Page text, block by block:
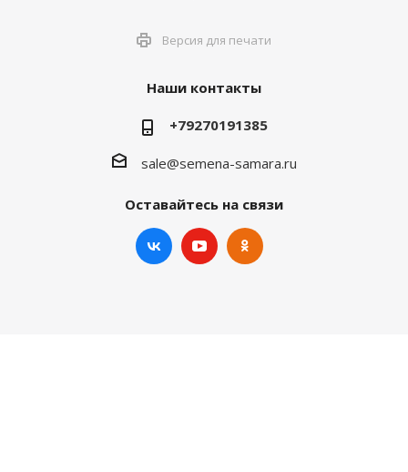
Версия для печати
Наши контакты
+79270191385
sale@semena-samara.ru
Оставайтесь на связи